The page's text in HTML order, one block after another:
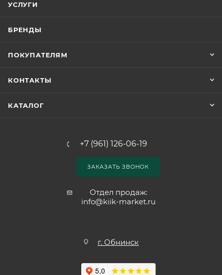
УСЛУГИ
БРЕНДЫ
ПОКУПАТЕЛЯМ
КОНТАКТЫ
КАТАЛОГ
+7 (961) 126-06-19
ЗАКАЗАТЬ ЗВОНОК
Отдел продаж:
info@kiik-market.ru
г. Обнинск